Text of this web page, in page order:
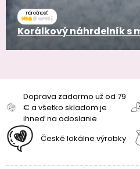
náročnosť
Korálkový náhrdelník s
Doprava zadarmo už od 79
€ a všetko skladom je
ihneď na odoslanie
České lokálne výrobky